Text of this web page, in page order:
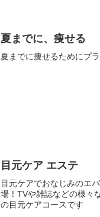
夏までに、痩せる
夏までに痩せるためにプ
目元ケア エステ
目元ケアでおなじみのエ
場！TVや雑誌などの様々
の目元ケアコースです